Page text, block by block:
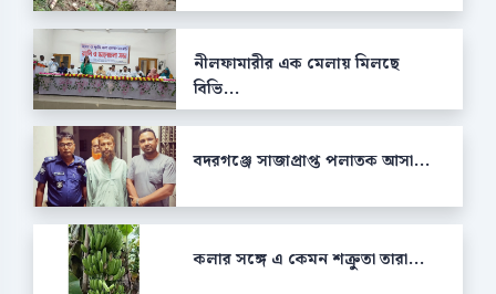
নীলফামারীর এক মেলায় মিলছে
বিভি...
বদরগঞ্জে সাজাপ্রাপ্ত পলাতক আসা...
কলার সঙ্গে এ কেমন শক্রুতা তারা...